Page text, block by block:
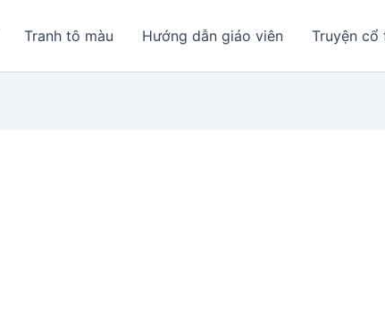
Tranh tô màu Hướng dẫn giáo viên Truyện cổ